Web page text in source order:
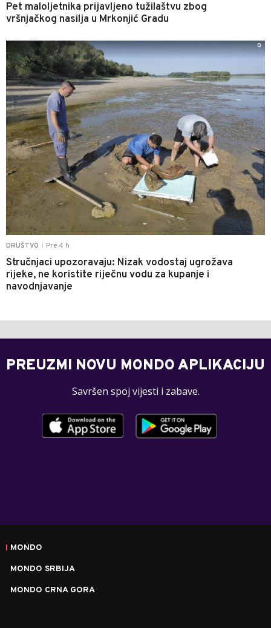
Pet maloljetnika prijavljeno tužilaštvu zbog
vršnjačkog nasilja u Mrkonjić Gradu
DRUŠTVO Pre 4 h
Stručnjaci upozoravaju: Nizak vodostaj ugrožava
rijeke, ne koristite riječnu vodu za kupanje i
navodnjavanje
0
PREUZMI NOVU MONDO APLIKACIJU
Savršen spoj vijesti i zabave.
MONDO
MONDO SRBIJA
MONDO CRNA GORA